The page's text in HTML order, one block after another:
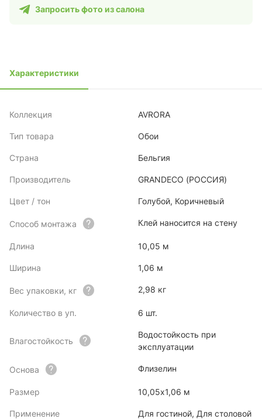
Запросить фото из салона
Характеристики
Коллекция AVRORA
Тип товара Обои
Страна Бельгия
Производитель GRANDECO (РОССИЯ)
Цвет / тон Голубой, Коричневый
Способ монтажа Клей наносится на стену
Длина 10,05 м
Ширина 1,06 м
Вес упаковки, кг 2,98 кг
Количество в уп. 6 шт.
Влагостойкость
Водостойкость при
эксплуатации
Основа Флизелин
Размер 10,05х1,06 м
Применение Для гостиной, Для столовой